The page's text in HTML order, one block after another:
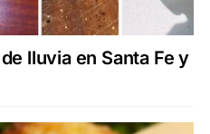
lluvia en Santa Fe y